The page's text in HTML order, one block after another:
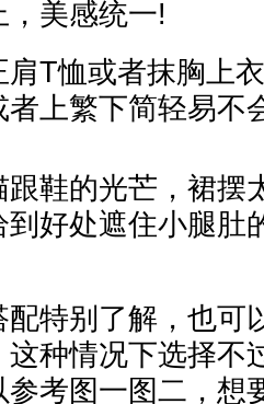
美感统一!
T恤或者抹胸上
上繁下简轻易不
鞋的光芒，裙摆
好处遮住小腿肚
配特别了解，也可
种情况下选择不
考图一图二，想